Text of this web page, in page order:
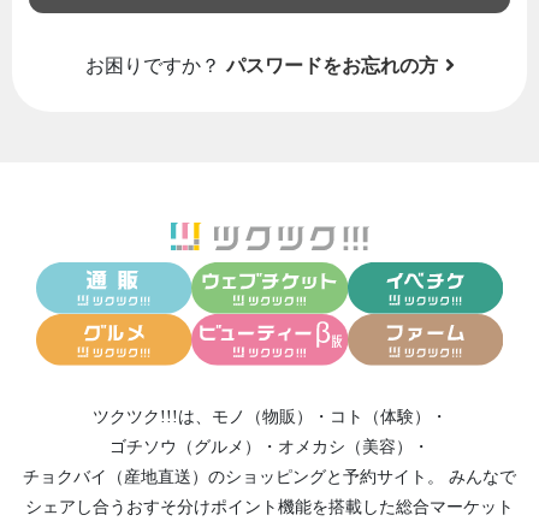
お困りですか？ パスワードをお忘れの方
ツクツク!!!は、 モノ（物販） ・ コト（体験）
・
ゴチソウ（グルメ）
・ オメカシ（美容）
・
チョクバイ（産地直送） のショッピングと予約サイト。
みんなで
シェアし合う おすそ分けポイント機能を搭載した総合マーケット